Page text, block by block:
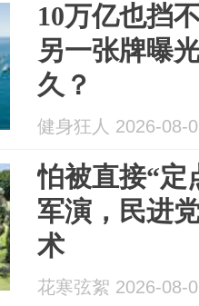
10万亿也挡
另一张牌曝
久？
健身狂人 2026-08-
怕被直接“定
军演，民进
术
花寒弦絮 2026-08-